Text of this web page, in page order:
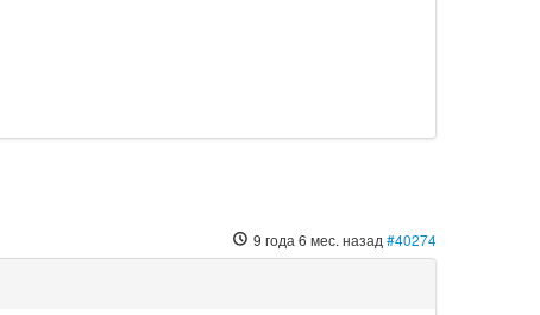
9 года 6 мес. назад #40274